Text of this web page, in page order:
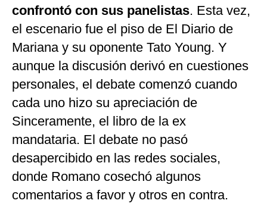
confrontó con sus panelistas. Esta vez,
el escenario fue el piso de El Diario de
Mariana y su oponente Tato Young. Y
aunque la discusión derivó en cuestiones
personales, el debate comenzó cuando
cada uno hizo su apreciación de
Sinceramente, el libro de la ex
mandataria. El debate no pasó
desapercibido en las redes sociales,
donde Romano cosechó algunos
comentarios a favor y otros en contra.